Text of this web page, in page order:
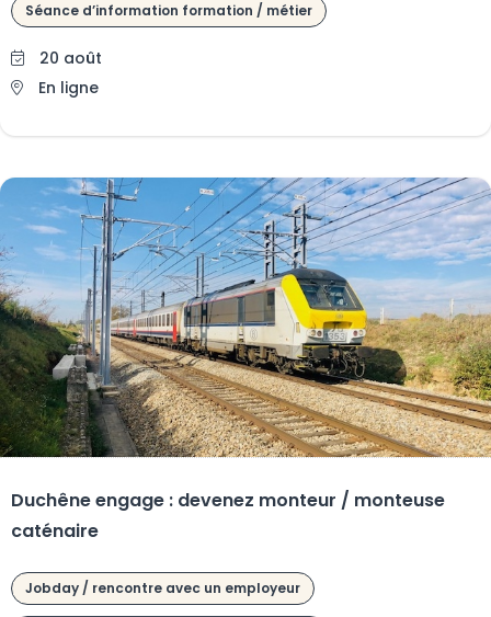
Séance d’information formation / métier
20 août
En ligne
Duchêne engage : devenez monteur / monteuse
caténaire
Jobday / rencontre avec un employeur